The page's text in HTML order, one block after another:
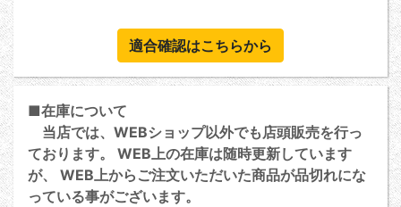
適合確認はこちらから
■在庫について
当店では、WEBショップ以外でも店頭販売を行っ
ております。 WEB上の在庫は随時更新しています
が、 WEB上からご注文いただいた商品が品切れにな
っている事がございます。